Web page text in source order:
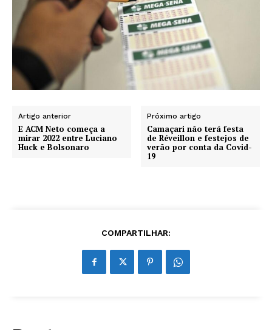
Artigo anterior
E ACM Neto começa a
mirar 2022 entre Luciano
Huck e Bolsonaro
Próximo artigo
Camaçari não terá festa
de Réveillon e festejos de
verão por conta da Covid-
19
COMPARTILHAR: